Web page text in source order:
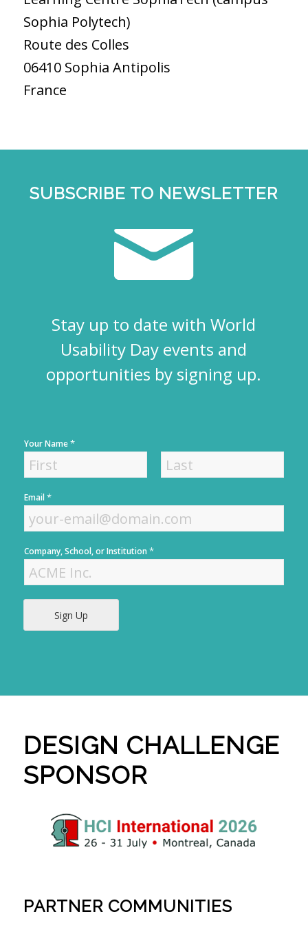
Sophia Polytech)
Route des Colles
06410 Sophia Antipolis
France
SUBSCRIBE TO NEWSLETTER
Stay up to date with World
Usability Day events and
opportunities by signing up.
Your Name*
i
s
t
a
s
t
Email*
Company, School, or Institution *
Sign Up
DESIGN CHALLENGE
SPONSOR
PARTNER COMMUNITIES